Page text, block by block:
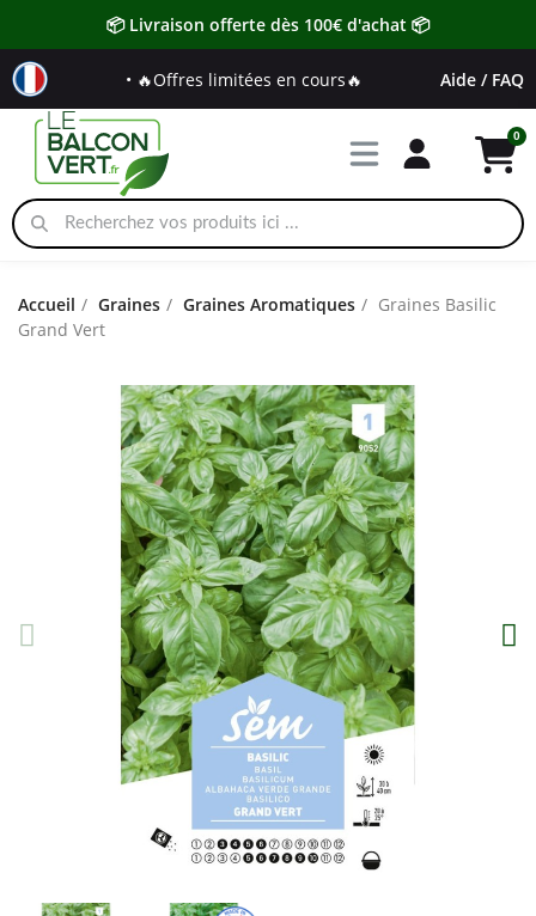
📦 Livraison offerte dès 100€ d'achat 📦
• 🔥Offres limitées en cours🔥 Aide / FAQ
Accueil Graines Graines Aromatiques
Graines Basilic
Grand Vert